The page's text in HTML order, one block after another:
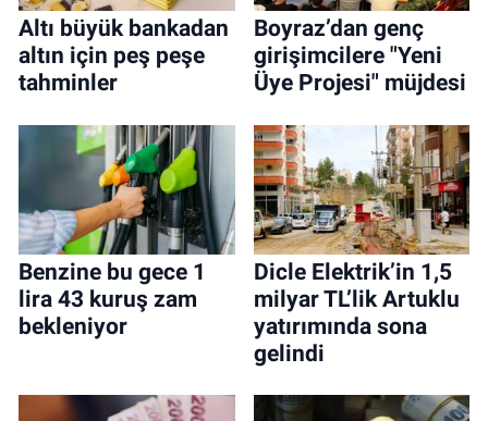
Altı büyük bankadan
altın için peş peşe
tahminler
Boyraz’dan genç
girişimcilere "Yeni
Üye Projesi" müjdesi
Benzine bu gece 1
lira 43 kuruş zam
bekleniyor
Dicle Elektrik’in 1,5
milyar TL’lik Artuklu
yatırımında sona
gelindi